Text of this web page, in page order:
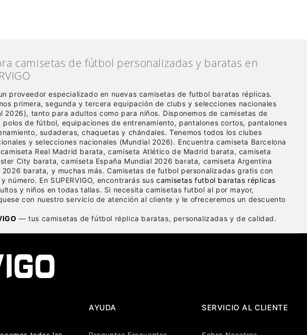
camisetas de fútbol personalizadas y baratas en
proveedor especializado en nuevas camisetas de futbol baratas réplicas.
primera, segunda y tercera equipación de clubs y selecciones nacionales
2026), tanto para adultos como para niños. Disponemos de camisetas de
polos de fútbol, equipaciones de entrenamiento, pantalones cortos, pantalones
sudaderas, chaquetas y chándales. Tenemos todos los clubes
y selecciones nacionales (Mundial 2026). Encuentra camiseta Barcelona
Real Madrid barata, camiseta Atlético de Madrid barata, camiseta
City barata, camiseta España Mundial 2026 barata, camiseta Argentina
2026 barata, y muchas más. Camisetas de futbol personalizadas gratis con
número. En SUPERVIGO, encontrarás suscamisetas futbol baratas réplicas
y niños en todas tallas. Si necesita camisetas futbol al por mayor,
con nuestro servicio de atención al cliente y le ofreceremos un descuento
— tus camisetas de fútbol réplica baratas, personalizadas y de calidad.
AYUDA SERVICIO AL CLIENTE